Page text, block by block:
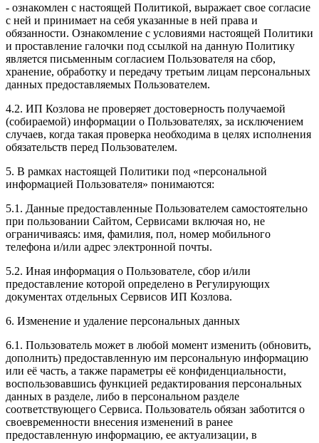
- ознакомлен с настоящей Политикой, выражает свое согласие
с ней и принимает на себя указанные в ней права и
обязанности. Ознакомление с условиями настоящей Политики
и проставление галочки под ссылкой на данную Политику
является письменным согласием Пользователя на сбор,
хранение, обработку и передачу третьим лицам персональных
данных предоставляемых Пользователем.
4.2. ИП Козлова не проверяет достоверность получаемой
(собираемой) информации о Пользователях, за исключением
случаев, когда такая проверка необходима в целях исполнения
обязательств перед Пользователем.
5. В рамках настоящей Политики под «персональной
информацией Пользователя» понимаются:
5.1. Данные предоставленные Пользователем самостоятельно
при пользовании Сайтом, Сервисами включая но, не
ограничиваясь: имя, фамилия, пол, номер мобильного
телефона и/или адрес электронной почты.
5.2. Иная информация о Пользователе, сбор и/или
предоставление которой определено в Регулирующих
документах отдельных Сервисов ИП Козлова.
6. Изменение и удаление персональных данных
6.1. Пользователь может в любой момент изменить (обновить,
дополнить) предоставленную им персональную информацию
или её часть, а также параметры её конфиденциальности,
воспользовавшись функцией редактирования персональных
данных в разделе, либо в персональном разделе
соответствующего Сервиса. Пользователь обязан заботится о
своевременности внесения изменений в ранее
предоставленную информацию, ее актуализации, в